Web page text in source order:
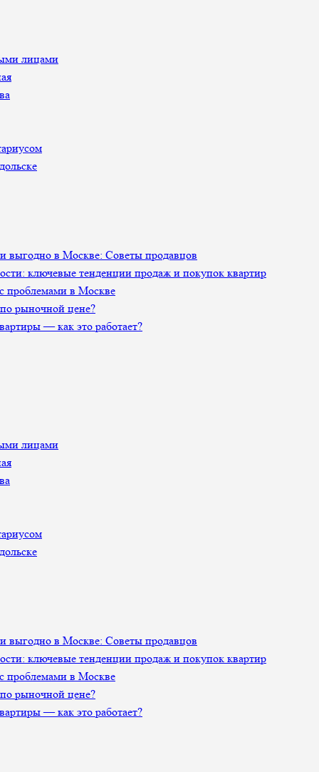
лицами
выгодно в Москве: Советы продавцов
ключевые тенденции продаж и покупок квартир
проблемами в Москве
рыночной цене?
— как это работает?
лицами
выгодно в Москве: Советы продавцов
ключевые тенденции продаж и покупок квартир
проблемами в Москве
рыночной цене?
— как это работает?